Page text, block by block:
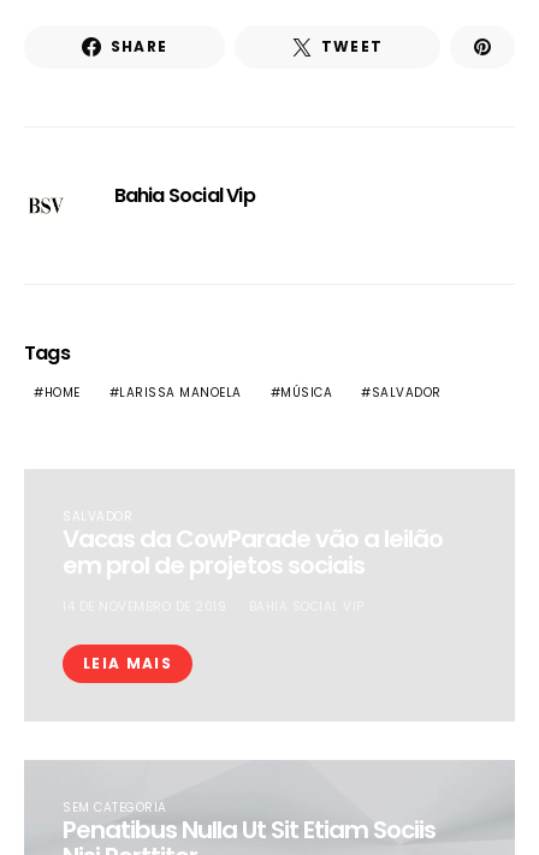
SHARE TWEET
Bahia Social Vip
Tags
HOME LARISSA MANOELA MÚSICA SALVADOR
SALVADOR
Vacas da CowParade vão a leilão
em prol de projetos sociais
LEIA MAIS
SEM CATEGORIA
Penatibus Nulla Ut Sit Etiam Sociis